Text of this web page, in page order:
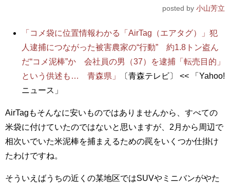
小山芳立
「コメ袋に位置情報わかる「AirTag（エアタグ）」犯
人逮捕につながった被害農家の“行動” 約1.8トン盗ん
だ“コメ泥棒”か 会社員の男（37）を逮捕「転売目的」
という供述も… 青森県」
〔青森テレビ〕 << 「Yahoo!
ニュース」
AirTagもそんなに安いものではありませんから、すべての
米袋に付けていたのではないと思いますが、2月から周辺で
相次いでいた米泥棒を捕まえるための罠をいくつか仕掛け
たわけですね。
そういえばうちの近くの某地区ではSUVやミニバンがやた